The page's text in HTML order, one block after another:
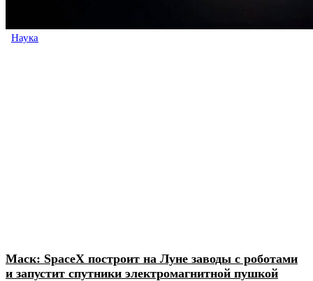
Наука
Маск: SpaceX построит на Луне заводы с роботами
и запустит спутники электромагнитной пушкой